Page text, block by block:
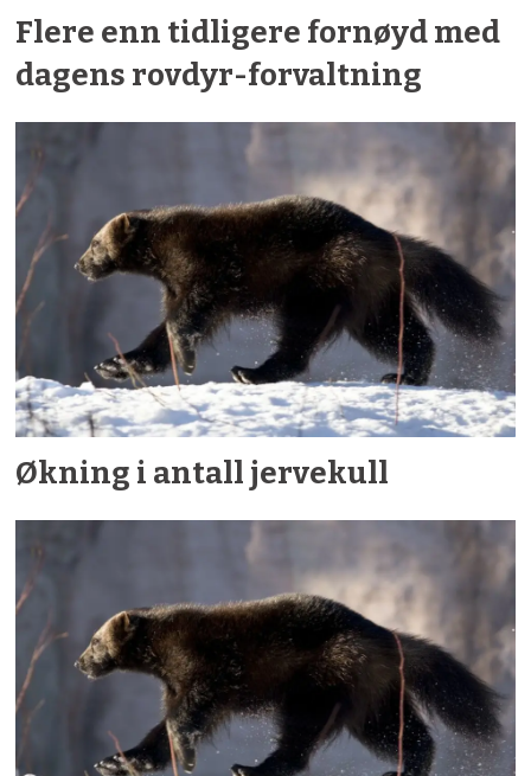
Flere enn tidligere fornøyd med
dagens rovdyr-forvaltning
Økning i antall jervekull